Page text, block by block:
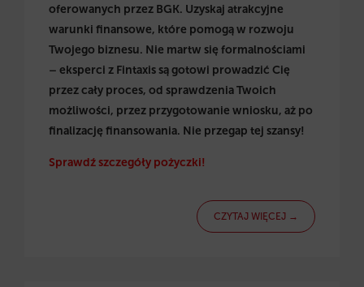
oferowanych przez BGK. Uzyskaj atrakcyjne
warunki finansowe, które pomogą w rozwoju
Twojego biznesu. Nie martw się formalnościami
– eksperci z Fintaxis są gotowi prowadzić Cię
przez cały proces, od sprawdzenia Twoich
możliwości, przez przygotowanie wniosku, aż po
finalizację finansowania. Nie przegap tej szansy!
Sprawdź szczegóły pożyczki!
CZYTAJ WIĘCEJ →